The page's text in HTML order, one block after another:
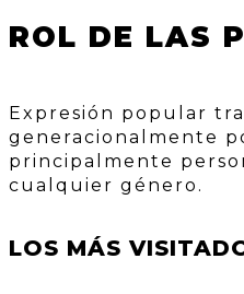
ROL DE LAS
Expresión popular
generacionalmente
principalmente
cualquier género.
LOS MÁS